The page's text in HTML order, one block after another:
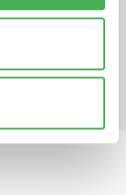
you’ve
your use